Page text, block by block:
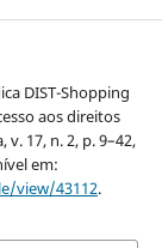
DIST-Shopping
aos direitos
v. 17, n. 2, p. 9–42,
em:
view/43112.